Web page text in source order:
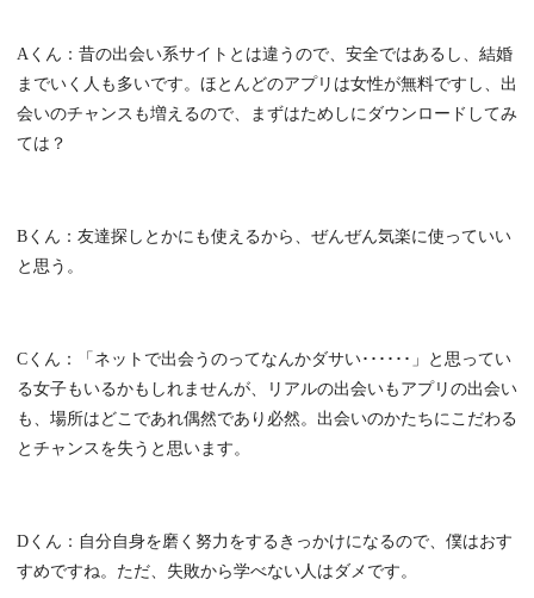
Aくん：昔の出会い系サイトとは違うので、安全ではあるし、結婚
までいく人も多いです。ほとんどのアプリは女性が無料ですし、出
会いのチャンスも増えるので、まずはためしにダウンロードしてみ
ては？
Bくん：友達探しとかにも使えるから、ぜんぜん気楽に使っていい
と思う。
Cくん：「ネットで出会うのってなんかダサい･･････」と思ってい
る女子もいるかもしれませんが、リアルの出会いもアプリの出会い
も、場所はどこであれ偶然であり必然。出会いのかたちにこだわる
とチャンスを失うと思います。
Dくん：自分自身を磨く努力をするきっかけになるので、僕はおす
すめですね。ただ、失敗から学べない人はダメです。